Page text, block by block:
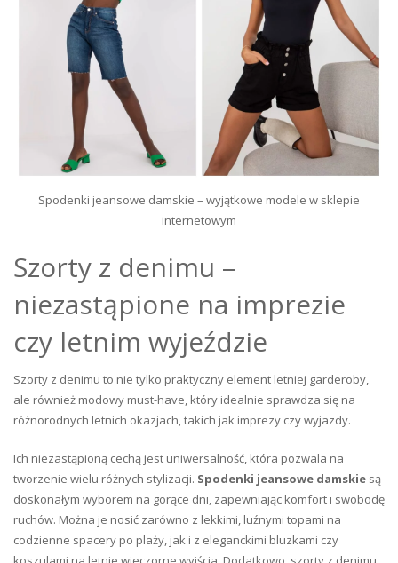
Spodenki jeansowe damskie – wyjątkowe modele w sklepie
internetowym
Szorty z denimu –
niezastąpione na imprezie
czy letnim wyjeździe
Szorty z denimu to nie tylko praktyczny element letniej garderoby,
ale również modowy must-have, który idealnie sprawdza się na
różnorodnych letnich okazjach, takich jak imprezy czy wyjazdy.
Ich niezastąpioną cechą jest uniwersalność, która pozwala na
tworzenie wielu różnych stylizacji. Spodenki jeansowe damskie są
doskonałym wyborem na gorące dni, zapewniając komfort i swobodę
ruchów. Można je nosić zarówno z lekkimi, luźnymi topami na
codzienne spacery po plaży, jak i z eleganckimi bluzkami czy